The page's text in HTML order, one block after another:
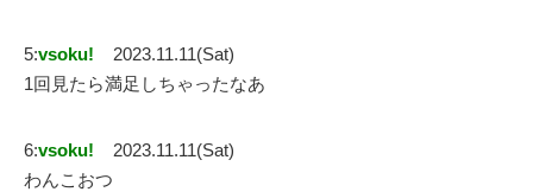
5:vsoku!
2023.11.11(Sat)
1回見たら満足しちゃったなあ
6:vsoku!
2023.11.11(Sat)
わんこおつ